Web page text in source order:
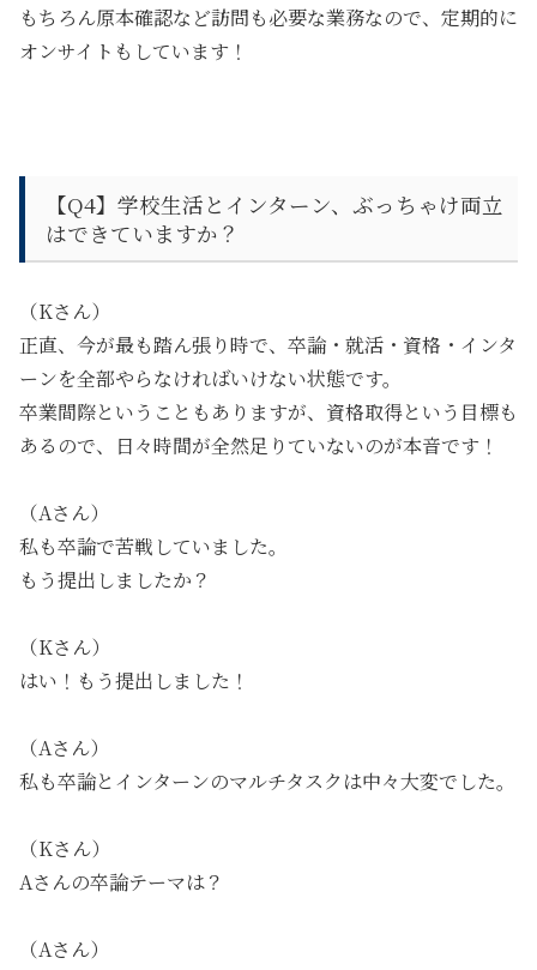
もちろん原本確認など訪問も必要な業務なので、定期的に
オンサイトもしています！
【Q4】 学校生活とインターン、ぶっちゃけ両立
はできていますか？
（Kさん）
正直、今が最も踏ん張り時で、卒論・就活・資格・インタ
ーンを全部やらなければいけない状態です。
卒業間際ということもありますが、資格取得という目標も
あるので、日々時間が全然足りていないのが本音です！
（Aさん）
私も卒論で苦戦していました。
もう提出しましたか？
（Kさん）
はい！もう提出しました！
（Aさん）
私も卒論とインターンのマルチタスクは中々大変でした。
（Kさん）
Aさんの卒論テーマは？
（Aさん）